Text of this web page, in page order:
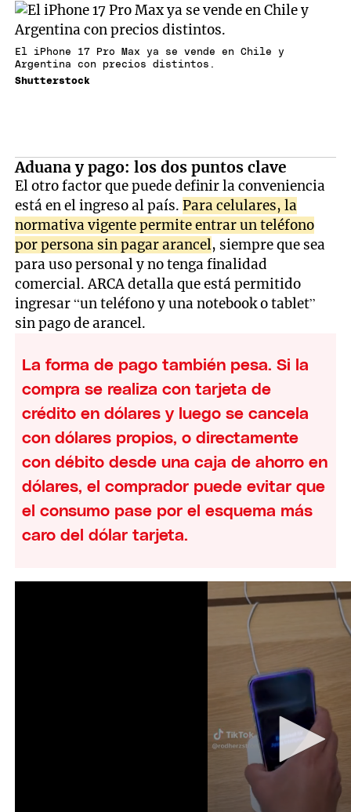
El iPhone 17 Pro Max ya se vende en Chile y
Argentina con precios distintos.
Shutterstock
Aduana y pago: los dos puntos clave
El otro factor que puede definir la conveniencia
está en el ingreso al país.Para celulares, la
normativa vigente permite entrar un teléfono
por persona sin pagar arancel, siempre que sea
para uso personal y no tenga finalidad
comercial. ARCA detalla que está permitido
ingresar “un teléfono y una notebook o tablet”
sin pago de arancel.
La forma de pago también pesa. Si la
compra se realiza con tarjeta de
crédito en dólares y luego se cancela
con dólares propios, o directamente
con débito desde una caja de ahorro en
dólares, el comprador puede evitar que
el consumo pase por el esquema más
caro del dólar tarjeta.